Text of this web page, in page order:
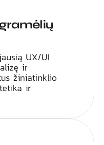
UX/UI
ir
žiniatinklio
ir